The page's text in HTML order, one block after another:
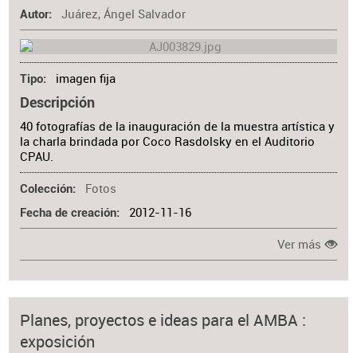
Autor Juárez, Ángel Salvador
Tipo imagen fija
Descripción
40 fotografías de la inauguración de la muestra artística y
la charla brindada por Coco Rasdolsky en el Auditorio
CPAU.
Colección Fotos
Fecha de creación 2012-11-16
Ver más
Planes, proyectos e ideas para el AMBA :
exposición